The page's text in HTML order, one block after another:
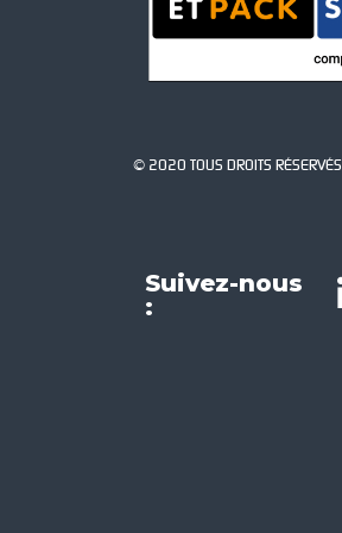
© 2020 TOUS DROITS RÉSERVÉS
Suivez-nous
: